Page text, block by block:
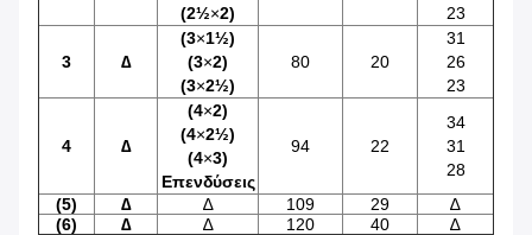
(2½×2)
23
3 ∆
(3×1½)
(3×2)
(3×2½)
80 20
31
26
23
4 ∆
(4×2)
(4×2½)
(4×3)
Επενδύσεις
94 22
34
31
28
(5)
∆ ∆ 109 29
∆
(6)
∆ ∆ 120 40 ∆